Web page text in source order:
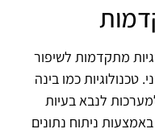
מתקדמות לשיפור
טכנולוגיות כמו בינה
לנבא בעיות
ניתוח נתונים